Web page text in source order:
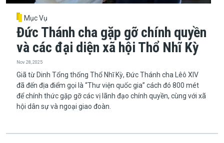
Mục Vụ
Đức Thánh cha gặp gỡ chính quyền
và các đại diện xã hội Thổ Nhĩ Kỳ
Nov 28, 2025
Giã từ Dinh Tổng thống Thổ Nhĩ Kỳ, Đức Thánh cha Lêô XIV
đã đến địa điểm gọi là “Thư viện quốc gia” cách đó 800 mét
để chính thức gặp gỡ các vị lãnh đạo chính quyền, cùng với xã
hội dân sự và ngoại giao đoàn.